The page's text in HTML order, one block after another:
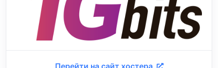
Перейти на сайт хостера